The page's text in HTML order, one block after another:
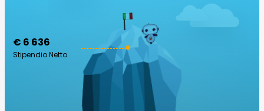
€ 6 636
Stipendio Netto